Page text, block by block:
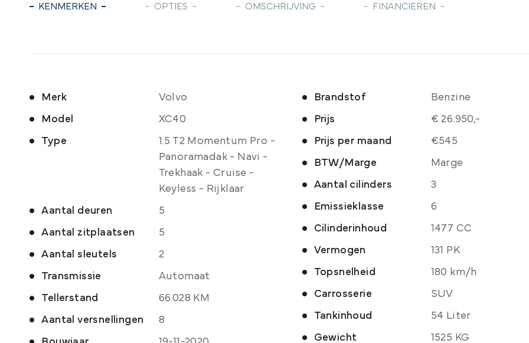
KENMERKEN OPTIES OMSCHRIJVING FINANCIEREN
Merk Volvo
Model XC40
Type
1.5 T2 Momentum Pro -
Panoramadak - Navi -
Trekhaak - Cruise -
Keyless - Rijklaar
Aantal deuren 5
Aantal zitplaatsen 5
Aantal sleutels 2
Transmissie Automaat
Tellerstand 66.028 KM
Aantal versnellingen 8
Brandstof Benzine
Prijs € 26.950,-
Prijs per maand €545
BTW/Marge Marge
Aantal cilinders 3
Emissieklasse 6
Cilinderinhoud 1477 CC
Vermogen 131 PK
Topsnelheid 180 km/h
Carrosserie SUV
Tankinhoud 54 Liter
Gewicht 1525 KG